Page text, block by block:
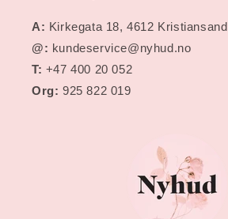
A: Kirkegata 18, 4612 Kristiansand
@: kundeservice@nyhud.no
T: +47 400 20 052
Org: 925 822 019